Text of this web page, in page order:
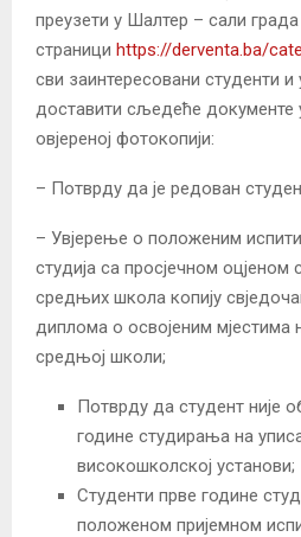
преузети у Шалтер – сали
страници https://derventa.ba/
сви заинтересовани студенти
доставити сљeдеће документе
овјереној фотокопији:
– Потврду да је редован
– Увјерење о положеним
студија са просјечном
средњих школа копију
диплома о освојеним
средњој школи;
Потврду да студент није
године студирања на
високошколској установи;
Студенти прве године
положеном пријемном